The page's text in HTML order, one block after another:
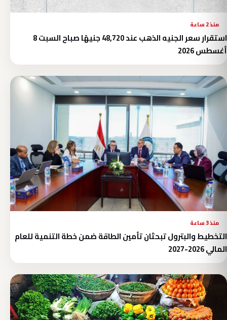
منذ 2 ساعة
استقرار سعر الجنيه الذهب عند 48,720 جنيهًا صباح السبت 8
أغسطس 2026
منذ 3 ساعة
التخطيط والبترول تبحثان تأمين الطاقة ضمن خطة التنمية للعام
المالي 2026-2027